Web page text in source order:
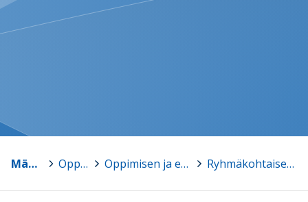
Mänttä-Vilppula > Oppimisen tuki > Oppimisen ja esiopetukseen osallistumisen tuki > Ryhmäkohtaiset tukimuodot